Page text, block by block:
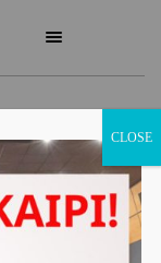
CLOSE